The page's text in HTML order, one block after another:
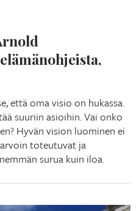
että oma visio on hukassa.
suuriin asioihin. Vai onko
Hyvän vision luominen ei
toteutuvat ja
surua kuin iloa.